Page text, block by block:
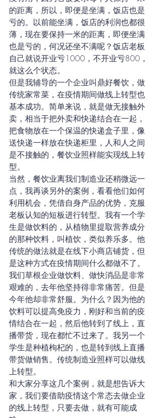
的距离，所以，即便是坐满，饭店也是
亏的。以前能坐满，饭店的利润也都很
薄，现在要保持一米的距离，即便坐满
也是亏的，何况还坐不满呢？饭店老板
自己就说开业亏1000，不开业亏800，
就这么个状态。
但是我辅导的一个企业叫鼎好餐饮，做
传统家常菜，在疫情期间做线上转型也
基本成功。简单来说，就是做无接触外
卖，相当于把外卖和快递结合在一起，
把食物放在一个保温的快递盒子里，像
送快递一样放在快递柜里，人和人之间
是不接触的，餐饮业照样能实现线上转
型。
当然，餐饮业离我们制造业还稍微远一
点，我再谈另外的案例，看看他们如何
利用机会，凭借自身产品的优势，克服
老板认知的短板进行转型。我有一个学
生是做饮料的，从植物里提取营养成分
的那种饮料，叫植饮，类似养乐多。他
传统的做法就是在线下小商店铺货，但
是这种方式在疫情期间什么都做不了。
我们草根企业做饮料、做快消品是非常
艰难的，去年他坚持得非常痛苦。但是
今年他却非常舒服。为什么？因为他的
饮料可以提高免疫力，刚好和当前的疫
情结合在一起，然后他转到了线上，直
播带货，现在都忙不过来了。我另一个
学生是种植枸杞的，也是转到线上直播
带货做销售。传统制造业照样可以做线
上转型。
和大家分享这几个案例，就是想告诉大
家，我们要借助疫情这个常态去做企业
的线上转型，只要去做，就有可能成